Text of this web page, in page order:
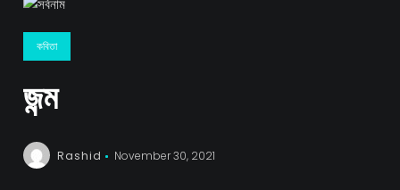
কবিতা
জন্ম
Rashid November 30, 2021